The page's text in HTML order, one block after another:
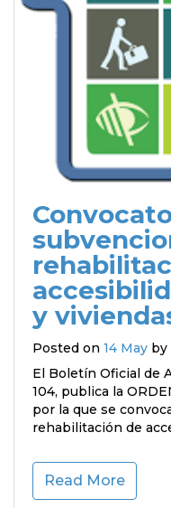
y
Posted on 14 May by
El Boletín Oficial de
104, publica la
por la que se
rehabilitación de
Read More